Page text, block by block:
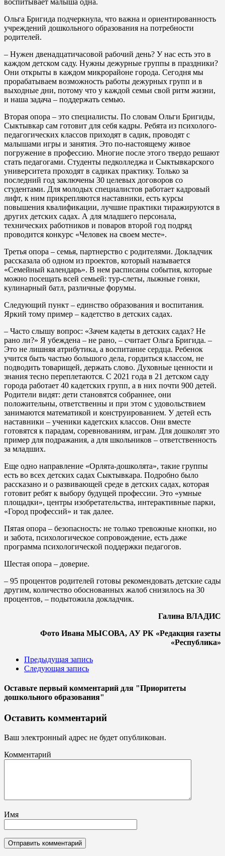
Ольга Бригида подчеркнула, что важна и ориентированность
учреждений дошкольного образования на потребности
родителей.
– Нужен двенадцатичасовой рабочий день? У нас есть это в
каждом детском саду. Нужны дежурные группы в праздники?
Они открыты в каждом микрорайоне города. Сегодня мы
прорабатываем возможность работы дежурных групп и в
выходные дни, потому что у каждой семьи свой ритм жизни,
и наша задача – поддержать семью.
Вторая опора – это специалисты. По словам Ольги Бригиды,
Сыктывкар сам готовит для себя кадры. Ребята из психолого-
педагогических классов приходят в садик, проводят с
малышами игры и занятия. Это по-настоящему живое
погружение в профессию. Многие после этого твердо решают
стать педагогами. Студенты педколледжа и Сыктывкарского
университета проходят в садиках практику. Только за
последний год заключены 30 целевых договоров со
студентами. Для молодых специалистов работает кадровый
лифт, к ним прикрепляются наставники, есть курсы
повышения квалификации, лучшие практики тиражируются в
других детских садах. А для младшего персонала,
технических работников и поваров второй год подряд
проводится конкурс «Человек на своем месте».
Третья опора – семья, партнерство с родителями. Докладчик
рассказала об одном из проектов, который называется
«Семейный календарь». В нем расписаны события, которые
можно посещать всей семьей: тур-слеты, лыжные гонки,
кулинарный батл, различные форумы.
Следующий пункт – единство образования и воспитания.
Яркий тому пример – кадетство в детских садах.
– Часто слышу вопрос: «Зачем кадеты в детских садах? Не
рано ли?» Я убеждена – не рано, – считает Ольга Бригида. –
Это не лишняя атрибутика, а воспитание сердца. Ребенок
учится быть частью большого дела, гордиться классом, не
подводить товарищей, держать слово. Духовные ценности и
знания тесно переплетаются. С 2021 года в 21 детском саду
города работает 40 кадетских групп, а в них почти 900 детей.
Родители видят: дети становятся собраннее, они
положительны, ответственны и при этом с удовольствием
занимаются математикой и конструированием. У детей есть
наставники – ученики кадетских классов. Они вместе
готовятся к парадам, соревнованиям, играм. Для дошколят это
пример для подражания, а для школьников – ответственность
за младших.
Еще одно направление «Орлята-дошколята», такие группы
есть во всех детских садах Сыктывкара. Подробно было
рассказано и о развивающей среде в детских садах, которая
готовит ребят к выбору будущей профессии. Это «умные
площадки», центры изобретательства, интерактивные парки,
«Город профессий» и так далее.
Пятая опора – безопасность: не только тревожные кнопки, но
и забота, психологическое сопровождение, есть даже
программа психологической поддержки педагогов.
Шестая опора – доверие.
– 95 процентов родителей готовы рекомендовать детские сады
другим, количество обоснованных жалоб снизилось на 30
процентов, – подытожила докладчик.
Галина ВЛАДИС
Фото Ивана МЫСОВА, АУ РК «Редакция газеты
«Республика»
Предыдущая запись
Следующая запись
Оставьте первый комментарий для "Приоритеты
дошкольного образования"
Оставить комментарий
Ваш электронный адрес не будет опубликован.
Комментарий
Имя